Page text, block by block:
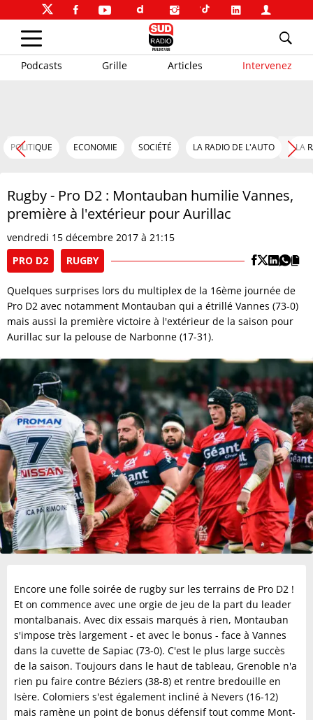
Podcasts Grille Articles Intervenez
POLITIQUE ECONOMIE SOCIÉTÉ LA RADIO DE L'AUTO LA
Rugby - Pro D2 : Montauban humilie Vannes,
première à l'extérieur pour Aurillac
vendredi 15 décembre 2017 à 21:15
PRO D2
RUGBY
Quelques surprises lors du multiplex de la 16ème journée de
Pro D2 avec notamment Montauban qui a étrillé Vannes (73-0)
mais aussi la première victoire à l'extérieur de la saison pour
Aurillac sur la pelouse de Narbonne (17-31).
Encore une folle soirée de rugby sur les terrains de Pro D2 !
Et on commence avec une orgie de jeu de la part du leader
montalbanais. Avec dix essais marqués à rien, Montauban
s'impose très largement - et avec le bonus - face à Vannes
dans la cuvette de Sapiac (73-0). C'est le plus large succès
de la saison. Toujours dans le haut de tableau, Grenoble n'a
rien pu faire contre Béziers (38-8) et rentre bredouille en
Isère. Colomiers s'est également incliné à Nevers (16-12)
mais ramène un point de bonus défensif tout comme Mont-